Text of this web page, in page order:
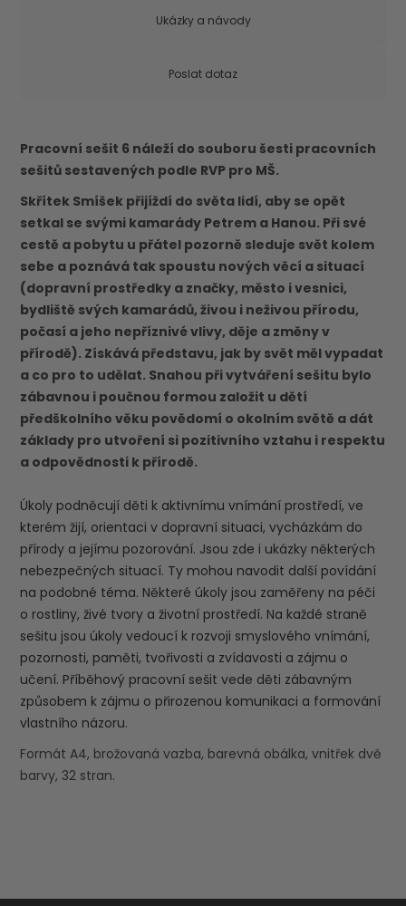
Ukázky a návody
Poslat dotaz
Pracovní sešit 6 náleží do souboru šesti pracovních
sešitů sestavených podle RVP pro MŠ.
Skřítek Smíšek přijíždí do světa lidí, aby se opět
setkal se svými kamarády Petrem a Hanou. Při své
cestě a pobytu u přátel pozorně sleduje svět kolem
sebe a poznává tak spoustu nových věcí a situací
(dopravní prostředky a značky, město i vesnici,
bydliště svých kamarádů, živou i neživou přírodu,
počasí a jeho nepříznivé vlivy, děje a změny v
přírodě). Získává představu, jak by svět měl vypadat
a co pro to udělat. Snahou při vytváření sešitu bylo
zábavnou i poučnou formou založit u dětí
předškolního věku povědomí o okolním světě a dát
základy pro utvoření si pozitivního vztahu i respektu
a odpovědnosti k přírodě.
Úkoly podněcují děti k aktivnímu vnímání prostředí, ve
kterém žijí, orientaci v dopravní situaci, vycházkám do
přírody a jejímu pozorování. Jsou zde i ukázky některých
nebezpečných situací. Ty mohou navodit další povídání
na podobné téma. Některé úkoly jsou zaměřeny na péči
o rostliny, živé tvory a životní prostředí. Na každé straně
sešitu jsou úkoly vedoucí k rozvoji smyslového vnímání,
pozornosti, paměti, tvořivosti a zvídavosti a zájmu o
učení. Příběhový pracovní sešit vede děti zábavným
způsobem k zájmu o přirozenou komunikaci a formování
vlastního názoru.
Formát A4, brožovaná vazba, barevná obálka, vnitřek dvě
barvy, 32 stran.